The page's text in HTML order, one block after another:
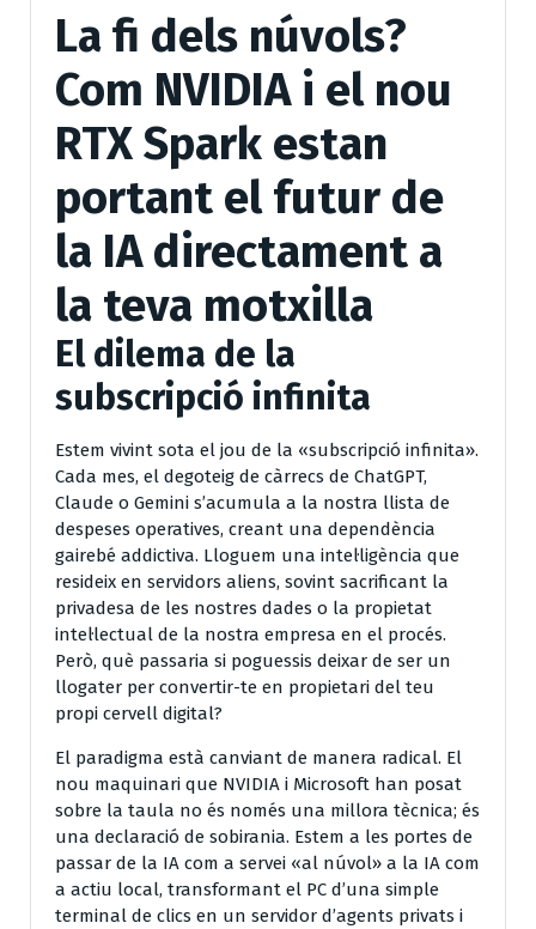
La fi dels núvols?
Com NVIDIA i el nou
RTX Spark estan
portant el futur de
la IA directament a
la teva motxilla
El dilema de la
subscripció infinita
Estem vivint sota el jou de la «subscripció infinita».
Cada mes, el degoteig de càrrecs de ChatGPT,
Claude o Gemini s’acumula a la nostra llista de
despeses operatives, creant una dependència
gairebé addictiva. Lloguem una intel·ligència que
resideix en servidors aliens, sovint sacrificant la
privadesa de les nostres dades o la propietat
intel·lectual de la nostra empresa en el procés.
Però, què passaria si poguessis deixar de ser un
llogater per convertir-te en propietari del teu
propi cervell digital?
El paradigma està canviant de manera radical. El
nou maquinari que NVIDIA i Microsoft han posat
sobre la taula no és només una millora tècnica; és
una declaració de sobirania. Estem a les portes de
passar de la IA com a servei «al núvol» a la IA com
a actiu local, transformant el PC d’una simple
terminal de clics en un servidor d’agents privats i